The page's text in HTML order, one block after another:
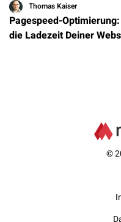
Thomas Kaiser
Pagespeed-
die Ladezeit Deiner
©